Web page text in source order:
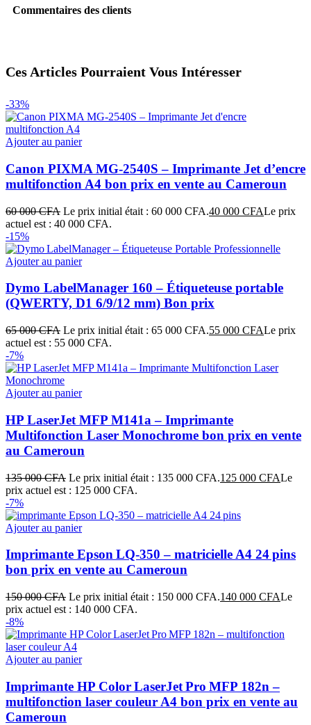
Commentaires des clients
Ces Articles Pourraient Vous Intéresser
-33%
Ajouter au panier
Canon PIXMA MG‑2540S – Imprimante Jet d’encre
multifonction A4 bon prix en vente au Cameroun
60 000CFA Le prix initial était : 60 000 CFA.40 000 CFALe prix
actuel est : 40 000 CFA.
-15%
Ajouter au panier
Dymo LabelManager 160 – Étiqueteuse portable
(QWERTY, D1 6/9/12 mm) Bon prix
65 000CFA Le prix initial était : 65 000 CFA.55 000 CFALe prix
actuel est : 55 000 CFA.
-7%
Ajouter au panier
HP LaserJet MFP M141a – Imprimante
Multifonction Laser Monochrome bon prix en vente
au Cameroun
135 000CFA Le prix initial était : 135 000 CFA.125 000 CFALe
prix actuel est : 125 000 CFA.
-7%
Ajouter au panier
Imprimante Epson LQ‑350 – matricielle A4 24 pins
bon prix en vente au Cameroun
150 000CFA Le prix initial était : 150 000 CFA.140 000 CFALe
prix actuel est : 140 000 CFA.
-8%
Ajouter au panier
Imprimante HP Color LaserJet Pro MFP 182n –
multifonction laser couleur A4 bon prix en vente au
Cameroun